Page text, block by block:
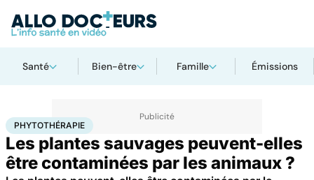
Santé Bien-être Famille Émissions
AccueilBien-êtrePhytothérapie
PHYTOTHÉRAPIE
Les plantes sauvages peuvent-elles
être contaminées par les animaux ?